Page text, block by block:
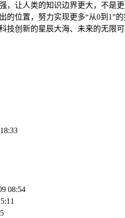
让人类的知识边界更大，不是更
位置，努力实现更多“从0到
创新的星辰大海、未来的无限
08:54